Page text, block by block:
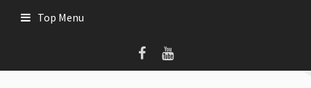
Top Menu